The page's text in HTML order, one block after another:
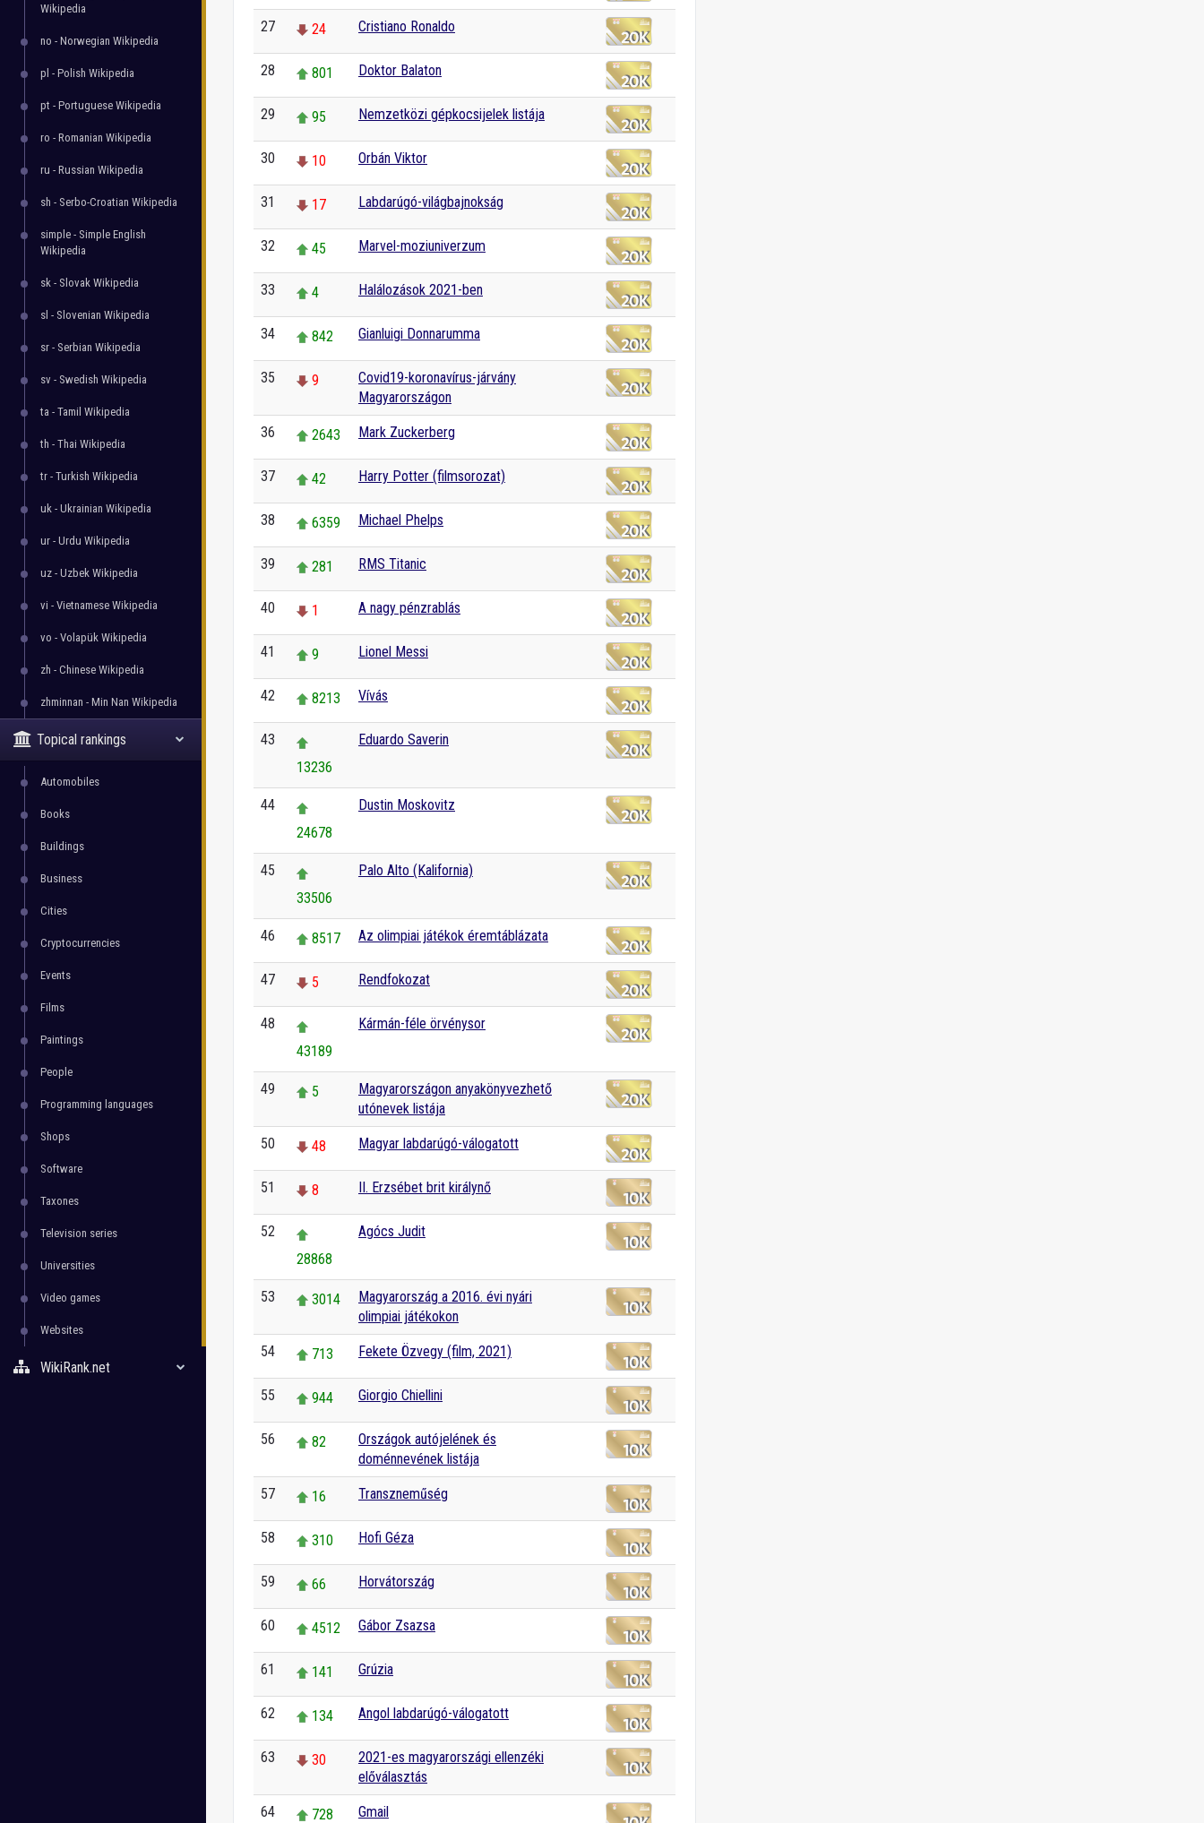
Wikipedia
no - Norwegian Wikipedia
pl - Polish Wikipedia
pt - Portuguese Wikipedia
ro - Romanian Wikipedia
ru - Russian Wikipedia
sh - Serbo-Croatian Wikipedia
simple - Simple English
Wikipedia
sk - Slovak Wikipedia
sl - Slovenian Wikipedia
sr - Serbian Wikipedia
sv - Swedish Wikipedia
ta - Tamil Wikipedia
th - Thai Wikipedia
tr - Turkish Wikipedia
uk - Ukrainian Wikipedia
ur - Urdu Wikipedia
uz - Uzbek Wikipedia
vi - Vietnamese Wikipedia
vo - Volapük Wikipedia
zh - Chinese Wikipedia
zhminnan - Min Nan Wikipedia
Topical rankings
Automobiles
Books
Buildings
Business
Cities
Cryptocurrencies
Events
Films
Paintings
People
Programming languages
Shops
Software
Taxones
Television series
Universities
Video games
Websites
WikiRank.net
27 24 Cristiano Ronaldo
28 801 Doktor Balaton
29 95 Nemzetközi gépkocsijelek listája
30 10 Orbán Viktor
31 17 Labdarúgó-világbajnokság
32 45 Marvel-moziuniverzum
33 4 Halálozások 2021-ben
34 842 Gianluigi Donnarumma
35 9
Covid19-koronavírus-járvány
Magyarországon
36 2643 Mark Zuckerberg
37 42 Harry Potter (filmsorozat)
38 6359 Michael Phelps
39 281 RMS Titanic
40 1 A nagy pénzrablás
41 9 Lionel Messi
42 8213 Vívás
43
13236
Eduardo Saverin
44
24678
Dustin Moskovitz
45
33506
Palo Alto (Kalifornia)
46 8517 Az olimpiai játékok éremtáblázata
47 5 Rendfokozat
48
43189
Kármán-féle örvénysor
49 5
Magyarországon anyakönyvezhető
utónevek listája
50 48 Magyar labdarúgó-válogatott
51 8 II. Erzsébet brit királynő
52
28868
Agócs Judit
53 3014
Magyarország a 2016. évi nyári
olimpiai játékokon
54 713 Fekete Özvegy (film, 2021)
55 944 Giorgio Chiellini
56 82
Országok autójelének és
doménnevének listája
57 16 Transzneműség
58 310 Hofi Géza
59 66 Horvátország
60 4512 Gábor Zsazsa
61 141 Grúzia
62 134 Angol labdarúgó-válogatott
63 30
2021-es magyarországi ellenzéki
előválasztás
64 728 Gmail